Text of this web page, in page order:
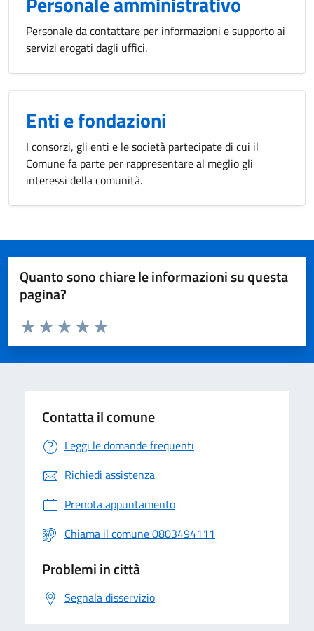
Personale da contattare per informazioni e supporto ai
servizi erogati dagli uffici.
Enti e fondazioni
I consorzi, gli enti e le società partecipate di cui il
Comune fa parte per rappresentare al meglio gli
interessi della comunità.
Quanto sono chiare le informazioni su questa
pagina?
Valuta da 1 a 5 stelle la pagina
Valuta 5 stelle su 5
Valuta 4 stelle su 5
Valuta 3 stelle su 5
Valuta 2 stelle su 5
Valuta 1 stelle su 5
Contatta il comune
Leggi le domande frequenti
Richiedi assistenza
Prenota appuntamento
Chiama il comune 0803494111
Problemi in città
Segnala disservizio